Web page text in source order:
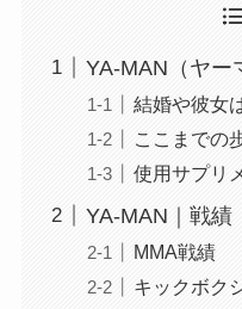
YA-MAN（ヤー
結婚や彼女
ここまでの
使用サプリ
YA-MAN｜戦績
MMA戦績
キックボク